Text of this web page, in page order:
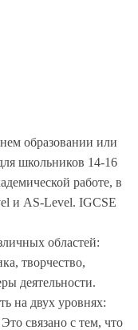
образовании или
школьников 14-16
работе, в
и AS-Level. IGCSE
областей:
творчество,
деятельности.
на двух уровнях:
связано с тем, что